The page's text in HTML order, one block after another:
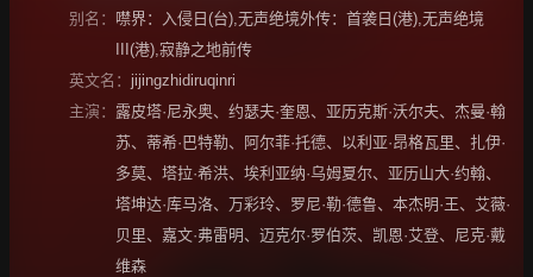
别名： 噤界：入侵日(台),无声绝境外传：首袭日(港),无声绝境
III(港),寂静之地前传
英文名： jijingzhidiruqinri
主演： 露皮塔·尼永奥、 约瑟夫·奎恩、 亚历克斯·沃尔夫、 杰曼·翰
苏、 蒂希·巴特勒、 阿尔菲·托德、 以利亚·昂格瓦里、 扎伊·
多莫、 塔拉·希洪、 埃利亚纳·乌姆夏尔、 亚历山大·约翰、
塔坤达·库马洛、 万彩玲、 罗尼·勒·德鲁、 本杰明·王、 艾薇·
贝里、 嘉文·弗雷明 、 迈克尔·罗伯茨、 凯恩·艾登、 尼克·戴
维森